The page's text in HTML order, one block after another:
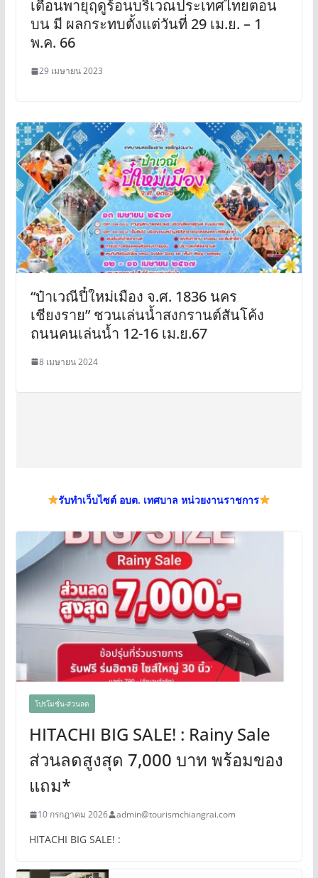
เตือนพายุฤดูร้อนบริเวณประเทศไทยตอน
บน มี ผลกระทบตั้งแต่วันที่ 29 เม.ย. – 1
พ.ค. 66
29 เมษายน 2023
“ป๋าเวณีปี๋ใหม่เมือง จ.ศ. 1836 นคร
เชียงราย” ชวนเล่นน้ำสงกรานต์สันโค้ง
ถนนคนเล่นน้ำ 12-16 เม.ย.67
8 เมษายน 2024
รับทำเว็บไซต์ อบต. เทศบาล หน่วยงานราชการ
โปรโมชั่น-ส่วนลด
HITACHI BIG SALE! : Rainy Sale
ส่วนลดสูงสุด 7,000 บาท พร้อมของ
แถม*
10 กรกฎาคม 2026 admin@tourismchiangrai.com
HITACHI BIG SALE! :